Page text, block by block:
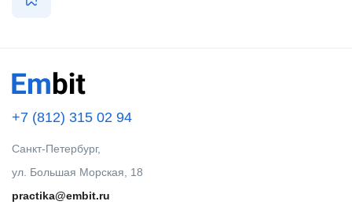
+7 (812) 315 02 94
Санкт-Петербург,
ул. Большая Морская, 18
practika@embit.ru